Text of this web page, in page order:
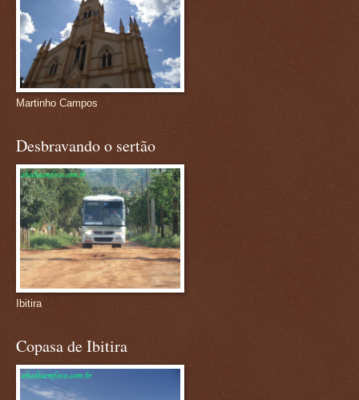
Martinho Campos
Desbravando o sertão
Ibitira
Copasa de Ibitira